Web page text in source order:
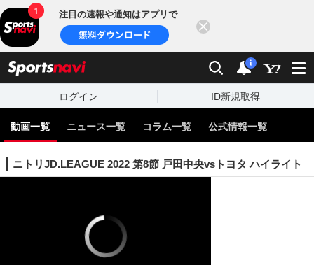
注目の速報や通知はアプリで
検索 通知
i
ログイン ID新規取得
動画一覧 ニュース一覧 コラム一覧 公式情報一覧
ニトリJD.LEAGUE 2022 第8節 戸田中央vsトヨタ ハイライト